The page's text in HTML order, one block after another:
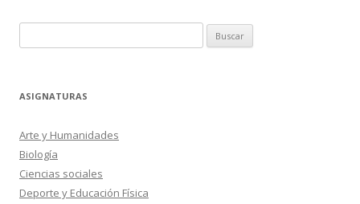
ASIGNATURAS
Arte y Humanidades
Biología
Ciencias sociales
Deporte y Educación Física